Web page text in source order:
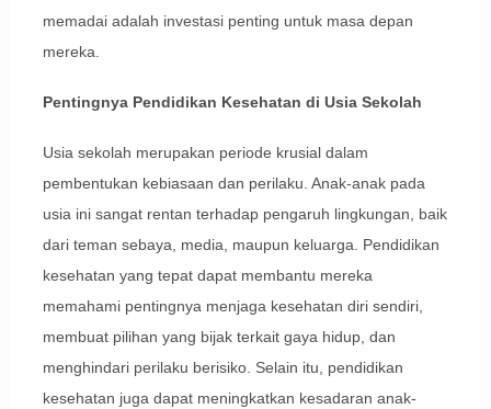
memadai adalah investasi penting untuk masa depan
mereka.
Pentingnya Pendidikan Kesehatan di Usia Sekolah
Usia sekolah merupakan periode krusial dalam
pembentukan kebiasaan dan perilaku. Anak-anak pada
usia ini sangat rentan terhadap pengaruh lingkungan, baik
dari teman sebaya, media, maupun keluarga. Pendidikan
kesehatan yang tepat dapat membantu mereka
memahami pentingnya menjaga kesehatan diri sendiri,
membuat pilihan yang bijak terkait gaya hidup, dan
menghindari perilaku berisiko. Selain itu, pendidikan
kesehatan juga dapat meningkatkan kesadaran anak-